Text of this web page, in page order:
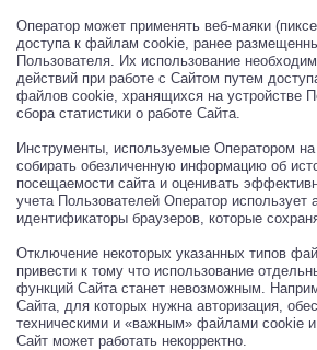
Оператор может применять веб-маяки
доступа к файлам cookie, ранее
Пользователя. Их использование
действий при работе с Сайтом путем
файлов cookie, хранящихся на устройстве
сбора статистики о работе Сайта.
Инструменты, используемые Оператором
собирать обезличенную информацию об
посещаемости сайта и оценивать
учета Пользователей Оператор использует
идентификаторы браузеров, которые
Отключение некоторых указанных типов
привести к тому что использование
функций Сайта станет невозможным.
Сайта, для которых нужна авторизация,
техническими и «важным» файлами cookie и
Сайт может работать некорректно.